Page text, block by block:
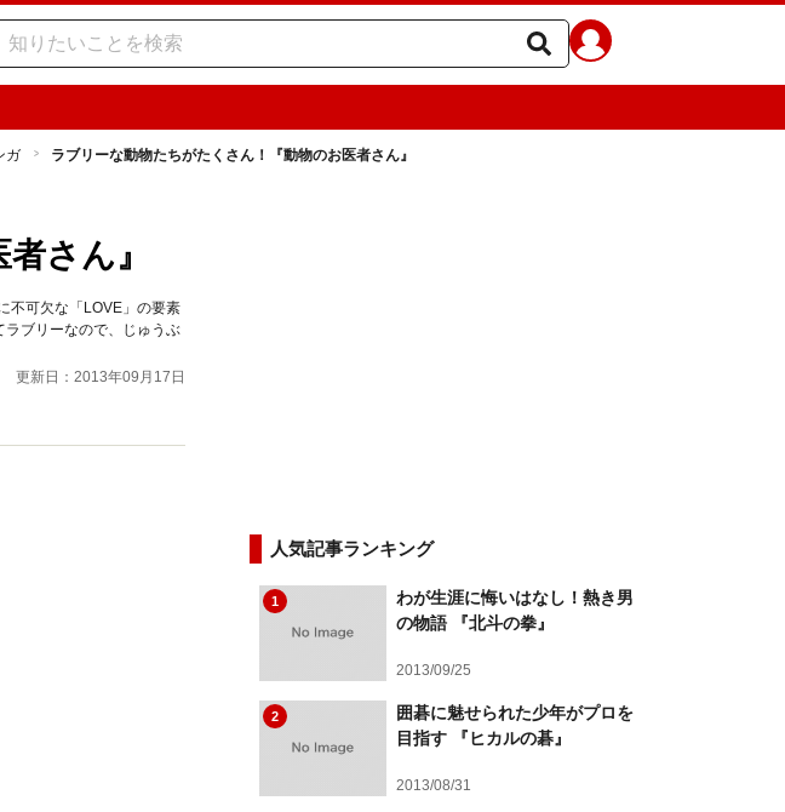
ガ ラブリーな動物たちがたくさん！『動物のお医者さん』
さん』
不可欠な「LOVE」の要素
ブリーなので、じゅうぶ
更新日：2013年09月17日
人気記事ランキング
1
わが生涯に悔いはなし！熱き男
の物語 『北斗の拳』
2013/09/25
2
囲碁に魅せられた少年がプロを
目指す 『ヒカルの碁』
2013/08/31